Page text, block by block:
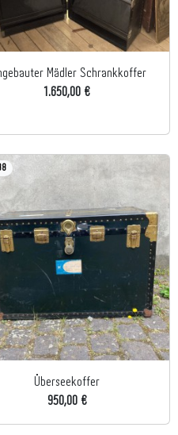
Mädler Schrankkoffer
1.650,00 €
Überseekoffer
950,00 €